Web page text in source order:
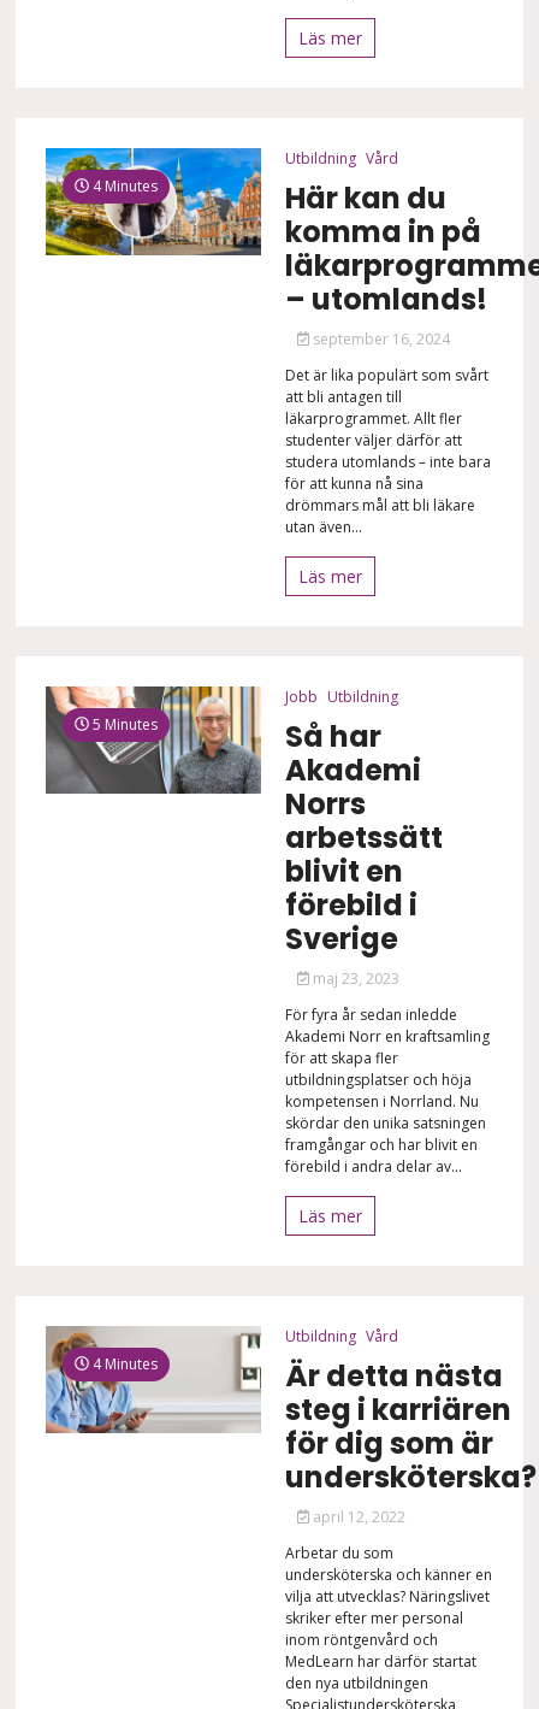
Läs mer
4 Minutes
Utbildning Vård
Här kan du
komma in på
– utomlands!
september 16, 2024
Det är lika populärt som svårt
att bli antagen till
läkarprogrammet. Allt fler
studenter väljer därför att
studera utomlands – inte bara
för att kunna nå sina
drömmars mål att bli läkare
utan även...
Läs mer
5 Minutes
Jobb Utbildning
Så har
Akademi
Norrs
arbetssätt
blivit en
förebild i
Sverige
maj 23, 2023
För fyra år sedan inledde
Akademi Norr en kraftsamling
för att skapa fler
utbildningsplatser och höja
kompetensen i Norrland. Nu
skördar den unika satsningen
framgångar och har blivit en
förebild i andra delar av...
Läs mer
4 Minutes
Utbildning Vård
Är detta nästa
steg i karriären
för dig som är
undersköterska?
april 12, 2022
Arbetar du som
undersköterska och känner en
vilja att utvecklas? Näringslivet
skriker efter mer personal
inom röntgenvård och
MedLearn har därför startat
den nya utbildningen
Specialistundersköterska